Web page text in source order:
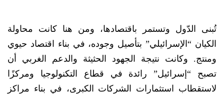
تُبنى الدّول وتستمر باقتصادها، ومن هنا كانت محاولة
الكيان “الإسرائيلي” بتأصيل وجوده، في بناء اقتصاد حيوي
ومنتج. وكانت نتيجة الجهود الحثيثة والدعم الغربي أن
تصبح “إسرائيل” رائدة في قطاع التكنولوجيا ومركزًا
لاستقطاب استثمارات الشركات الكبرى، في بناء مراكز